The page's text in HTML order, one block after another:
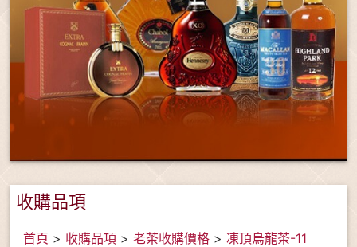
收購品項
首頁 > 收購品項 > 老茶收購價格 > 凍頂烏龍茶-11